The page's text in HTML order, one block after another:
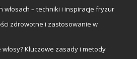
włosach – techniki i inspiracje fryzur
zdrowotne i zastosowanie w
Kluczowe zasady i metody